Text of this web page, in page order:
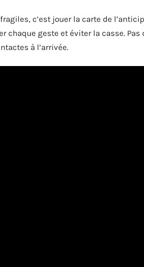
c’est jouer la carte de
geste et éviter la casse. Pas
à l’arrivée.